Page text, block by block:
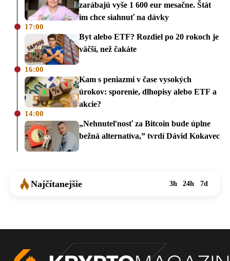
zarábajú vyše 1 600 eur mesačne. Štát
im chce siahnuť na dávky
17:00
Byt alebo ETF? Rozdiel po 20 rokoch je
väčší, než čakáte
16:00
Kam s peniazmi v čase vysokých
úrokov: sporenie, dlhopisy alebo ETF a
akcie?
14:00
„Nehnuteľnosť za Bitcoin bude úplne
bežná alternatíva,” tvrdí Dávid Kokavec
Najčítanejšie 3h 24h 7d